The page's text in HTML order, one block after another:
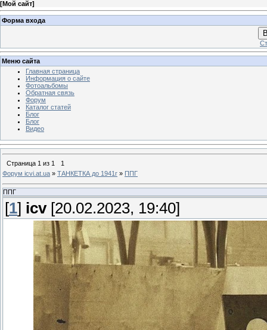
[Мой сайт]
Форма входа
Меню сайта
Главная страница
Информация о сайте
Фотоальбомы
Обратная связь
Форум
Каталог статей
Блог
Блог
Видео
Страница 1 из 1
1
Форум icvi.at.ua » ТАНКЕТКА до 1941г » ППГ
ППГ
[1] icv[20.02.2023, 19:40]